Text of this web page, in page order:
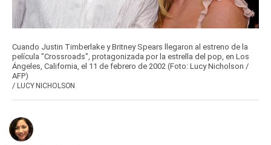
Cuando Justin Timberlake y Britney Spears llegaron al estreno de la
película "Crossroads", protagonizada por la estrella del pop, en Los
Ángeles, California, el 11 de febrero de 2002 (Foto: Lucy Nicholson /
AFP)
/ LUCY NICHOLSON